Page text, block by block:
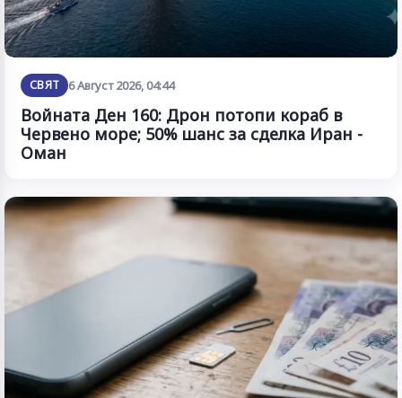
СВЯТ 6 Август 2026, 04:44
Войната Ден 160: Дрон потопи кораб в
Червено море; 50% шанс за сделка Иран -
Оман